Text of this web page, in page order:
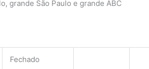
grande São Paulo e grande ABC
Fechado